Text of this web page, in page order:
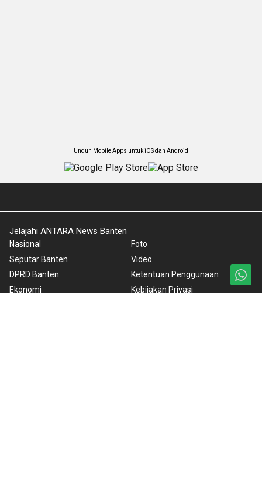
Unduh Mobile Apps untuk iOS dan Android
Jelajahi ANTARA News Banten
Nasional
Seputar Banten
DPRD Banten
Ekonomi
Foto
Video
Ketentuan Penggunaan
Kebijakan Privasi